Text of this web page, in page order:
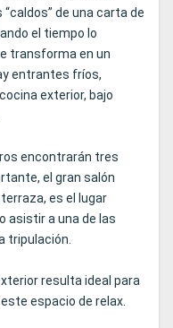
de una carta de
el tiempo lo
transforma en un
entrantes fríos,
exterior, bajo
encontrarán tres
el gran salón
es el lugar
asistir a una de las
tripulación.
resulta ideal para
espacio de relax.